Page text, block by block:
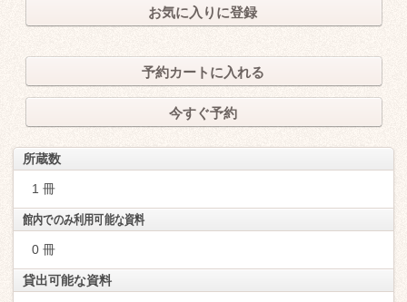
お気に入りに登録
予約カートに入れる
今すぐ予約
所蔵数
1 冊
館内でのみ利用可能な資料
0 冊
貸出可能な資料